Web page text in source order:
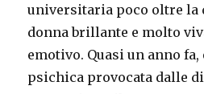
universitaria poco oltre la
donna brillante e molto
emotivo. Quasi un anno
psichica provocata dalle